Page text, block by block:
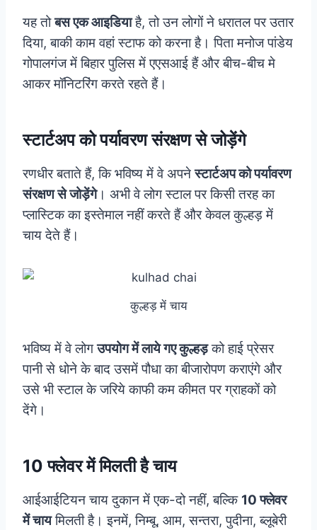
यह तोबस एक आइडियाहै, तो उन लोगों ने धरातल पर उतार
दिया, बाकी काम वहां स्टाफ को करना है। पिता मनोज पांडेय
गोपालगंज में बिहार पुलिस में एएसआई हैं और बीच-बीच मे
आकर मॉनिटरिंग करते रहते हैं।
स्टार्टअप को पर्यावरण संरक्षण से जोड़ेंगे
रणधीर बताते हैं, कि भविष्य में वे अपनेस्टार्टअप को पर्यावरण
संरक्षण से जोड़ेंगे। अभी वे लोग स्टाल पर किसी तरह का
प्लास्टिक का इस्तेमाल नहीं करते हैं और केवल कुल्हड़ में
चाय देते हैं।
कुल्हड़ में चाय
भविष्य में वे लोगउपयोग में लाये गए कुल्हड़को हाई प्रेसर
पानी से धोने के बाद उसमें पौधा का बीजारोपण कराएंगे और
उसे भी स्टाल के जरिये काफी कम कीमत पर ग्राहकों को
देंगे।
10 फ्लेवर में मिलती है चाय
आईआईटियन चाय दुकान में एक-दो नहीं, बल्कि 10 फ्लेवर
में चायमिलती है। इनमें, निम्बू, आम, सन्तरा, पुदीना, ब्लूबेरी